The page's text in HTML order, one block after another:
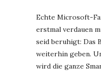
Echte Microsoft-
erstmal verdauen
seid beruhigt: Das
weiterhin geben.
wird die ganze